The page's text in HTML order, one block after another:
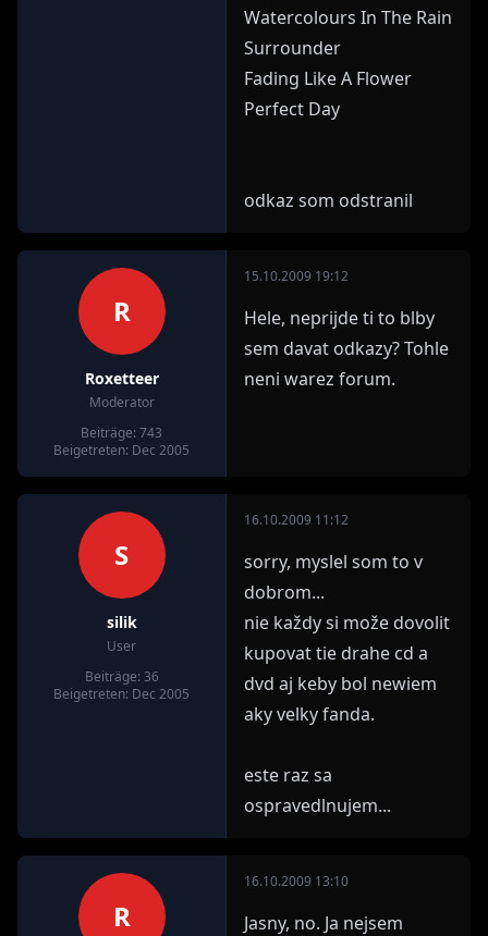
Watercolours In The Rain
Surrounder
Fading Like A Flower
Perfect Day
odkaz som odstranil
R
Roxetteer
Moderator
Beiträge: 743
Beigetreten: Dec 2005
15.10.2009 19:12
Hele, neprijde ti to blby
sem davat odkazy? Tohle
neni warez forum.
S
silik
User
Beiträge: 36
Beigetreten: Dec 2005
16.10.2009 11:12
sorry, myslel som to v
dobrom...
nie každy si može dovolit
kupovat tie drahe cd a
dvd aj keby bol newiem
aky velky fanda.
este raz sa
ospravedlnujem...
R
16.10.2009 13:10
Jasny, no. Ja nejsem